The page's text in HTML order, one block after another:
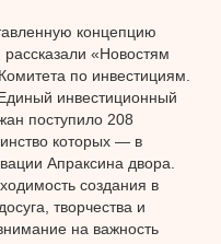
концепцию
рассказали «Новостям
по инвестициям.
инвестиционный
поступило 208
которых — в
Апраксина двора.
создания в
творчества и
на важность